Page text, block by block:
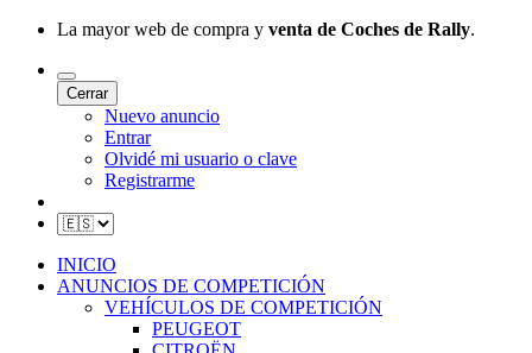
La mayor web de compra y venta de Coches de Rally.
Cerrar
Nuevo anuncio
Entrar
Olvidé mi usuario o clave
Registrarme
INICIO
ANUNCIOS DE COMPETICIÓN
VEHÍCULOS DE COMPETICIÓN
PEUGEOT